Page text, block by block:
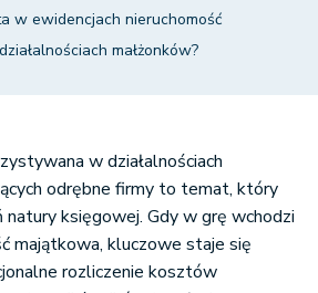
w ewidencjach nieruchomość
małżonków?
w działalnościach
odrębne firmy to temat, który
księgowej. Gdy w grę wchodzi
majątkowa, kluczowe staje się
rozliczenie kosztów